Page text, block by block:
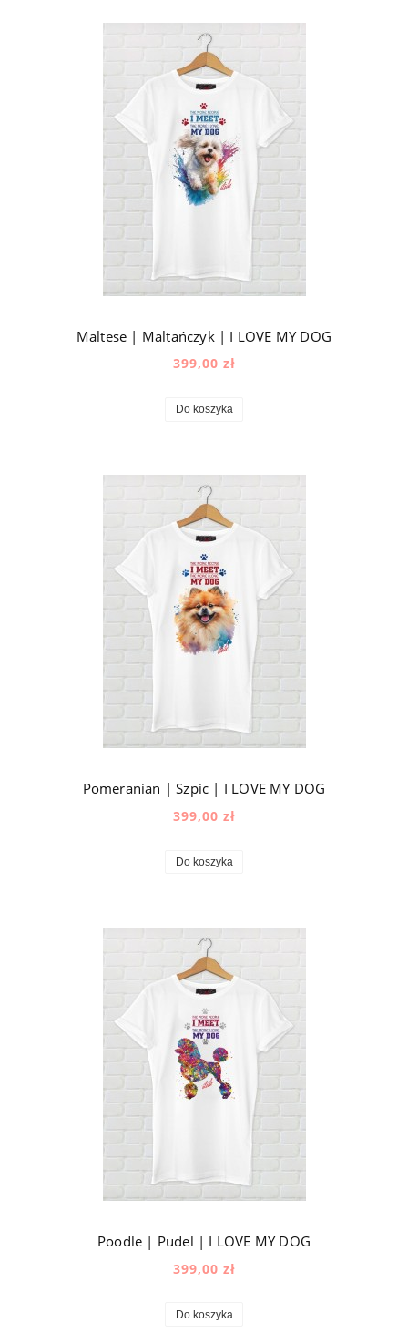
Maltese | Maltańczyk | I LOVE MY DOG
399,00 zł
Do koszyka
Pomeranian | Szpic | I LOVE MY DOG
399,00 zł
Do koszyka
Poodle | Pudel | I LOVE MY DOG
399,00 zł
Do koszyka